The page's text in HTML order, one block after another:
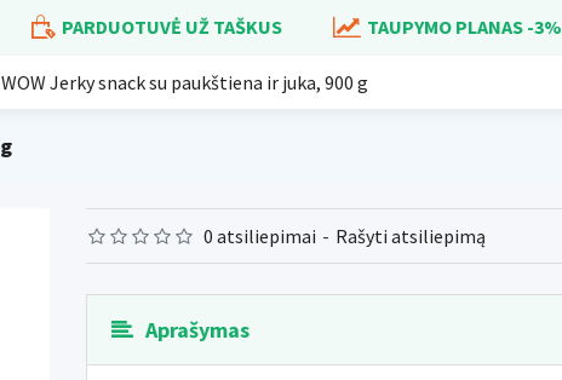
PARDUOTUVĖ UŽ TAŠKUS TAUPYMO PLANAS -3%
Jerky snack su paukštiena ir juka, 900 g
0 atsiliepimai - Rašyti atsiliepimą
Aprašymas